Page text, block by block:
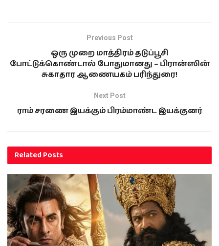
Previous Post
ஒரு முறை மாத்திரம் தடுப்பூசி
போட்டுக்கொண்டால் போதுமானது – பிரான்ஸின்
சுகாதார ஆணையகம் பரிந்துரை!
Next Post
ராம் சரணை இயக்கும் பிரம்மாண்ட இயக்குனர்
RelatedPosts